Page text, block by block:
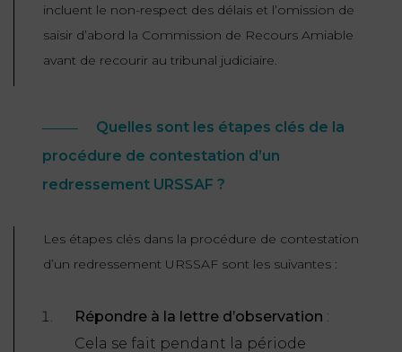
incluent le non-respect des délais et l’omission de
saisir d’abord la Commission de Recours Amiable
avant de recourir au tribunal judiciaire.
Quelles sont les étapes clés de la
procédure de contestation d’un
redressement URSSAF ?
Les étapes clés dans la procédure de contestation
d’un redressement URSSAF sont les suivantes :
Répondre à la lettre d’observation :
Cela se fait pendant la période